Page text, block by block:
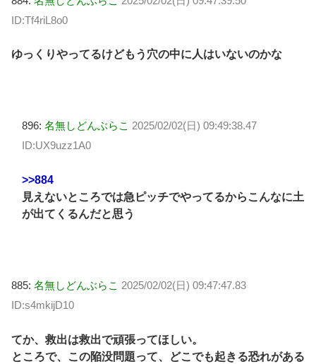
ID:Tf4riL8o0
ゆっくりやってるけどもう穴の中に人はいないのかな
896: 名無しどんぶらこ 2025/02/02(日) 09:49:38.47
ID:UX9uzz1A0
>>884
見えないところでは急ピッチでやってるからこんなに土
が出てくるんだと思う
885: 名無しどんぶらこ 2025/02/02(日) 09:47:47.83
ID:s4mkijD10
てか、救出は救出で頑張ってほしい。
ところで、この陥没問題って、どこでも起きる恐れがある